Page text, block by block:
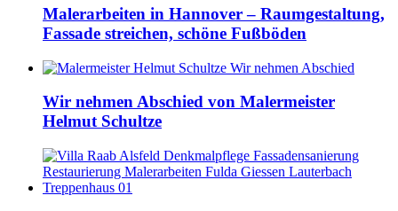
Malerarbeiten in Hannover – Raumgestaltung,
Fassade streichen, schöne Fußböden
Wir nehmen Abschied von Malermeister
Helmut Schultze